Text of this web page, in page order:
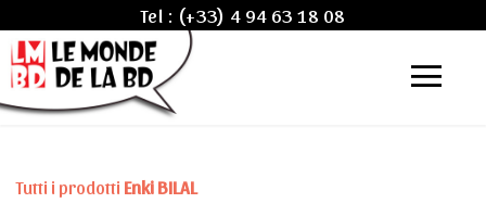
Tel : (+33) 4 94 63 18 08
Tutti i prodotti Enki BILAL